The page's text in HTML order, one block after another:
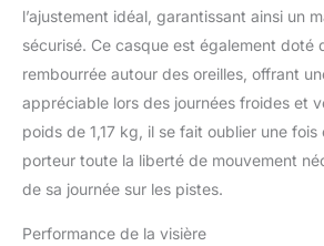
fatigue
Protection
supérieure
par la
grâce à la
légère Holo
système
l’ajustement idéal, garantissant ainsi un
sécurisé. Ce casque est également doté
rembourrée autour des oreilles, offrant
appréciable lors des journées froides et
poids de 1,17 kg, il se fait oublier une
porteur toute la liberté de mouvement
de sa journée sur les pistes.
Performance de la visière